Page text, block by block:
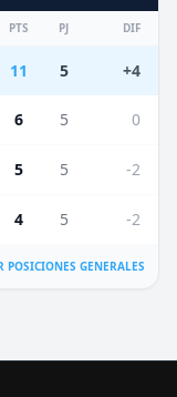
PTS PJ DIF
11 5 +4
6 5 0
5 5 -2
4 5 -2
POSICIONES GENERALES